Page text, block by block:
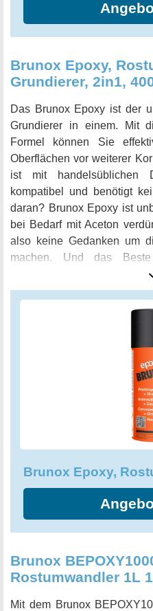
Brunox Epoxy,
Grundierer, 2in1,
Das Brunox Epoxy ist der
Grundierer in einem. Mit
Formel können Sie
Oberflächen vor weiterer
ist mit handelsüblichen
kompatibel und benötigt
daran? Brunox Epoxy ist
bei Bedarf mit Aceton
also keine Gedanken um
machen. Und das
schwermetallfrei und
umweltfreundlich macht.
Autolackierer oder
makellos in kürzester Zeit!
Brunox
Rostumwandler 1L
Mit dem Brunox